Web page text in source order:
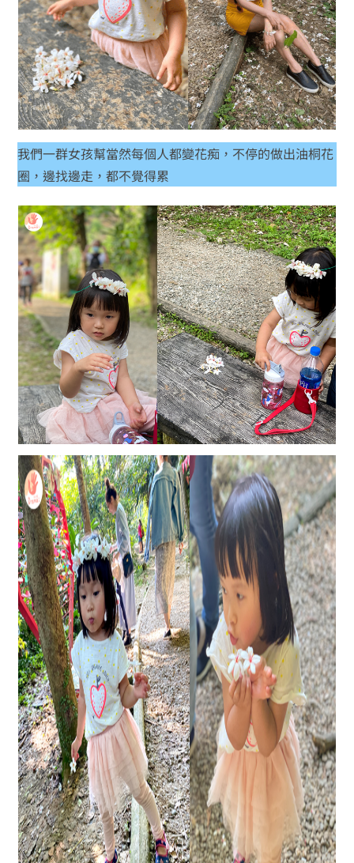
我們一群女孩幫當然每個人都變花痴，不停的做出油桐花
圈，邊找邊走，都不覺得累